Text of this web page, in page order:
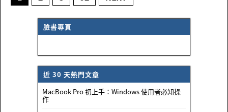
臉書專頁
近 30 天熱門文章
MacBook Pro 初上手：Windows 使用者必知操
作